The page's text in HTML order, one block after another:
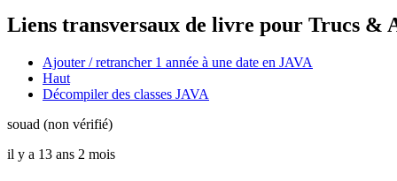
Liens transversaux de livre pour Trucs &
Ajouter / retrancher 1 année à une date en JAVA
Haut
Décompiler des classes JAVA
souad (non vérifié)
il y a 13 ans 2 mois